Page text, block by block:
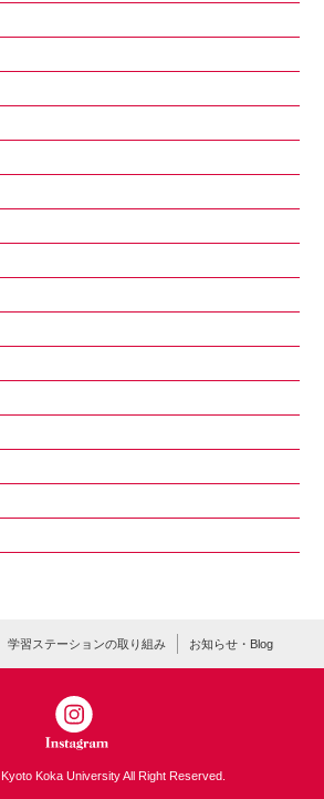
学習ステーションの取り組み お知らせ・Blog
Koka University All Right Reserved.